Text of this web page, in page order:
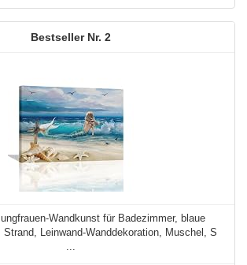
2
Wandkunst für Badezimmer, blaue
Strand, Leinwand-Wanddekoration, Muschel, S